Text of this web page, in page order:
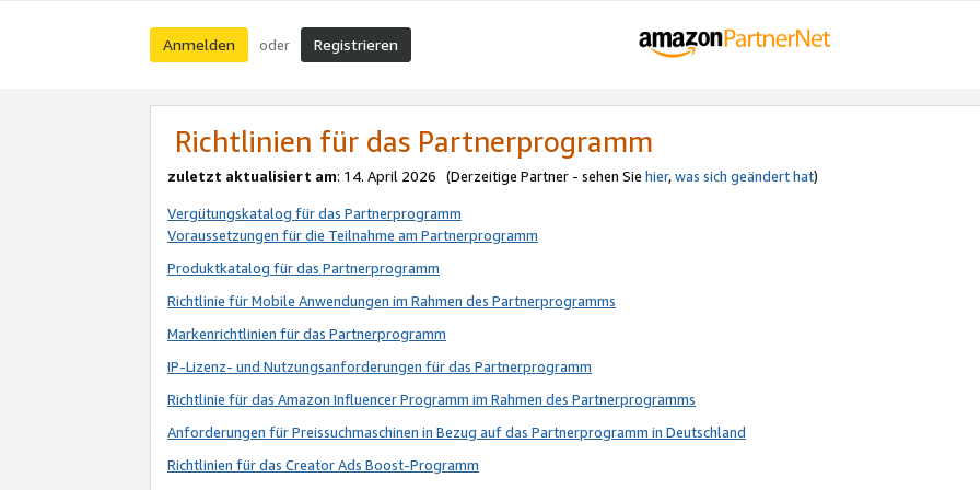
Anmelden oder Registrieren
Richtlinien für das Partnerprogramm
zuletzt aktualisiert am: 14. April 2026 (Derzeitige Partner - sehen Sie hier,was sich geändert hat)
Vergütungskatalog für das Partnerprogramm
Voraussetzungen für die Teilnahme am Partnerprogramm
Produktkatalog für das Partnerprogramm
Richtlinie für Mobile Anwendungen im Rahmen des Partnerprogramms
Markenrichtlinien für das Partnerprogramm
IP-Lizenz- und Nutzungsanforderungen für das Partnerprogramm
Richtlinie für das Amazon Influencer Programm im Rahmen des Partnerprogramms
Anforderungen für Preissuchmaschinen in Bezug auf das Partnerprogramm in Deutschland
Richtlinien für das Creator Ads Boost-Programm